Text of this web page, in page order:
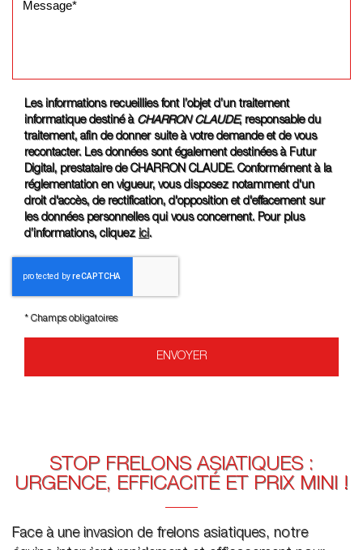
Les informations recueillies font l’objet d’un traitement
informatique destiné à
CHARRON CLAUDE, responsable du
traitement, afin de donner suite à votre demande et de vous
recontacter. Les données sont également destinées à Futur
Digital, prestataire de CHARRON CLAUDE. Conformément à la
réglementation en vigueur, vous disposez notamment d'un
droit d'accès, de rectification, d'opposition et d'effacement sur
les données personnelles qui vous concernent. Pour plus
d’informations, cliquez ici.
*Champs obligatoires
STOP FRELONS ASIATIQUES :
URGENCE, EFFICACITÉ ET PRIX MINI !
Face à une invasion de frelons asiatiques, notre